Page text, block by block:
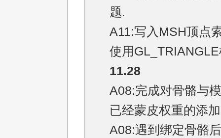
题.
A11:写入MSH顶点
使用
11.28
A08:完成对骨骼与
已经蒙皮权重的添
A08:遇到绑定骨骼